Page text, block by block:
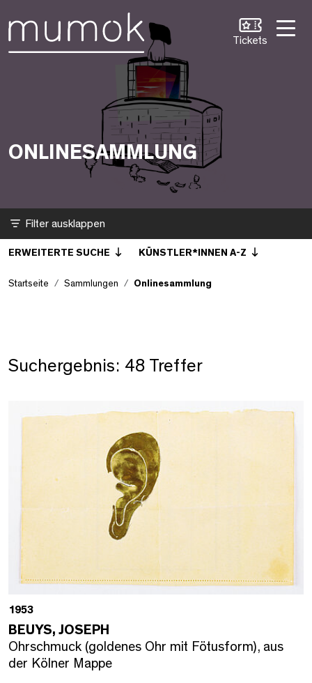
Tickets
Onlinesammlung
ONLINESAMMLUNG
Filter
ERWEITERTE SUCHE KÜNSTLER*INNEN A-Z
Startseite Sammlungen Onlinesammlung
Suchergebnis: 48 Treffer
1953
BEUYS, JOSEPH
Ohrschmuck (goldenes Ohr mit Fötusform), aus
der Kölner Mappe